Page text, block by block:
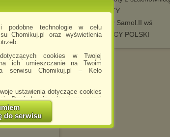
podobne technologie w celu
Chomikuj.pl oraz wyświetlenia
cookies w Twojej
ich umieszczanie na Twoim
serwisu Chomikuj.pl – Kelo
ustawienia dotyczące cookies
Dowiedz się więcej w naszej
PolitykaPrywatnosci.aspx
ustawień przeglądarki może
ze strony Chomikuj.pl.
do serwisu
TAPETY
Tapety Samol.II wś
WŁADCY POLSKI